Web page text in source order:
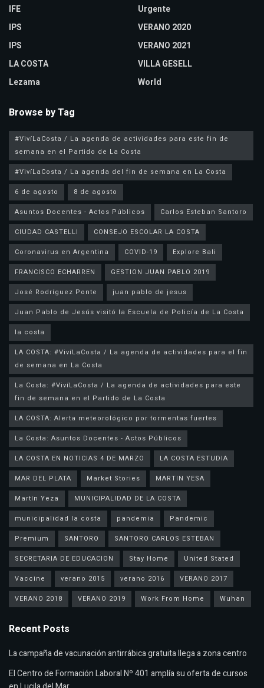
IFE
IPS
IPS
LA COSTA
Lezama
Urgente
VERANO 2020
VERANO 2021
VILLA GESELL
World
Browse by Tag
#VivíLaCosta / La agenda de actividades para este fin de
semana en el Partido de La Costa
#VivíLaCosta / La agenda del fin de semana en La Costa
6 de agosto
8 de agosto
Asuntos Docentes - Actos Públicos
Carlos Esteban Santoro
CIUDAD CASTELLI
CONSEJO ESCOLAR LA COSTA
Coronavirus en Argentina
COVID-19
Explore Bali
FRANCISCO ECHARREN
GESTION JUAN PABLO 2019
José Rodríguez Ponte
juan pablo de jesus
la costa
LA COSTA: #VivíLaCosta / La agenda de actividades para el fin
de semana en La Costa
La Costa: #VivíLaCosta / La agenda de actividades para este
fin de semana en el Partido de La Costa
LA COSTA: Alerta meteorológico por tormentas fuertes
La Costa: Asuntos Docentes - Actos Públicos
LA COSTA EN NOTICIAS 4 DE MARZO
LA COSTA ESTUDIA
MAR DEL PLATA
Market Stories
MARTIN YESA
Martín Yeza
MUNICIPALIDAD DE LA COSTA
municipalidad la costa
pandemia
Pandemic
Premium
SANTORO
SANTORO CARLOS ESTEBAN
SECRETARIA DE EDUCACION
Stay Home
United Stated
Vaccine
verano 2015 verano 2016
VERANO 2017
VERANO 2018
VERANO 2019 Work From Home Wuhan
Recent Posts
La campaña de vacunación antirrábica gratuita llega a zona centro
El Centro de Formación Laboral Nº 401 amplía su oferta de cursos